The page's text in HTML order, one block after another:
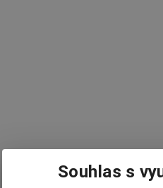
Souhlas s